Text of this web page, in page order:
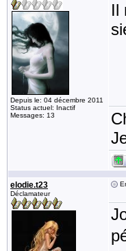
Depuis le: 04 décembre 2011
Status actuel: Inactif
Messages: 13
Il
elodie.t23
Déclamateur